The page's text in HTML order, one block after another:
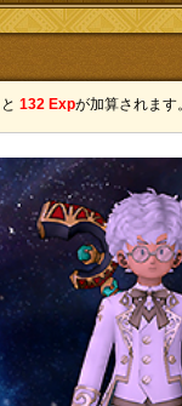
と 132 Expが加算されます。